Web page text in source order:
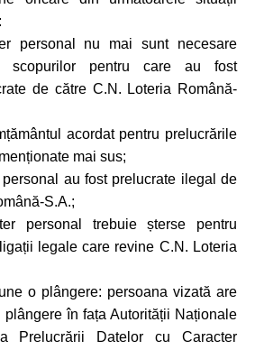
personal nu mai sunt necesare
scopurilor pentru care au fost
de către C.N. Loteria Română-
acordat pentru prelucrările
mai sus;
au fost prelucrate ilegal de
S.A.;
personal trebuie șterse pentru
legale care revine C.N. Loteria
o plângere: persoana vizată are
în fața Autorității Naționale
Prelucrării Datelor cu Caracter